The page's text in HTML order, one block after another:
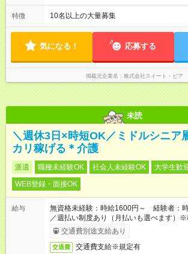
21万2,000円 固定残業手当7,900円/5.1時
遇に変更はありません。 【試用期間】試用期間あり 試用期間の
長さ：3ヶ月 ※ 雇用形態と給与に、本採用
ます。 雇用形態：本採用時と同じです。
円 ～ 220,000円 上記額にはみなし残業代
は全額支給いたします。 みなし残業代
19：20（実働8時間） 営業時間 ◎平日
～19時 ◎日祝 11時～18時 ・月平均残業時間は27時間未満で
す。 ・平日と土日祝で勤務時間が異なる
が取れるようシフトを組んでいます。
特徴 10名以上の大量募集
気になる！ 応募する
掲載元企業名 株式会社スイート・ピア
未読
＼週休3日×時短OK／ミドルシニア
カリ稼げる＊介護
派遣 職種未経験OK 社会人未経験OK 大学生歓
WEB登録・面接OK
給与
無資格未経験：時給1600円～ 経験者：
／週払い制度あり（月払いも選べます）※
了次第のお支払いとなります。
交通費別途支給あり
交通費 交通費支給※規定有